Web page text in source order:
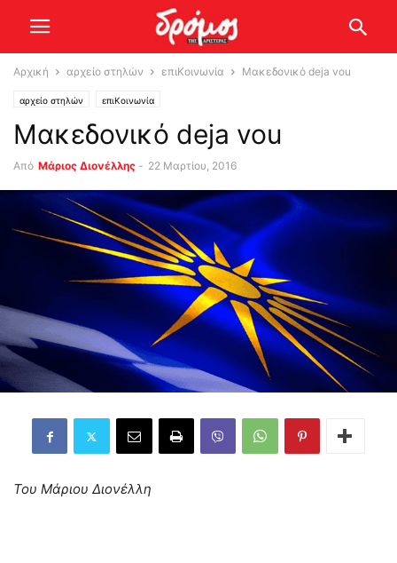
Αρχική αρχείο στηλών επιΚοινωνία Μακεδονικό deja vou
αρχείο στηλών επιΚοινωνία
Μακεδονικό deja vou
Από Μάριος Διονέλλης - 22 Μαρτίου, 2016
Του Μάριου Διονέλλη